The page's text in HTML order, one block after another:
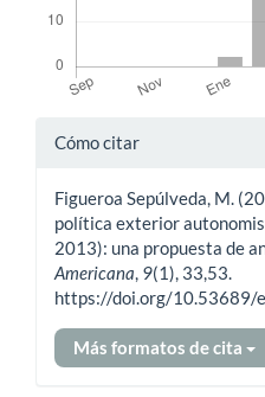
Detalles
artículo
Cómo citar
Figueroa Sepúlveda, M.
política exterior
2013): una propuesta de
Americana, 9(1), 33,53.
https://doi.org/10.53689/
Más formatos de cita